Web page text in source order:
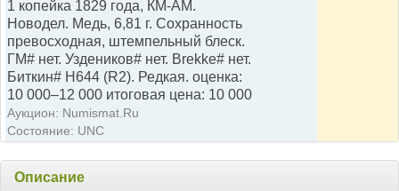
1 копейка 1829 года, КМ-АМ.
Новодел. Медь, 6,81 г. Сохранность
превосходная, штемпельный блеск.
ГМ# нет. Уздеников# нет. Brekke# нет.
Биткин# Н644 (R2). Редкая. оценка:
10 000–12 000 итоговая цена: 10 000
Аукцион: Numismat.Ru
Состояние: UNC
Описание